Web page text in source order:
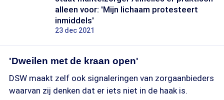
alleen voor: 'Mijn lichaam protesteert
inmiddels'
23 dec 2021
'Dweilen met de kraan open'
DSW maakt zelf ook signaleringen van zorgaanbieders
waarvan zij denken dat er iets niet in de haak is.